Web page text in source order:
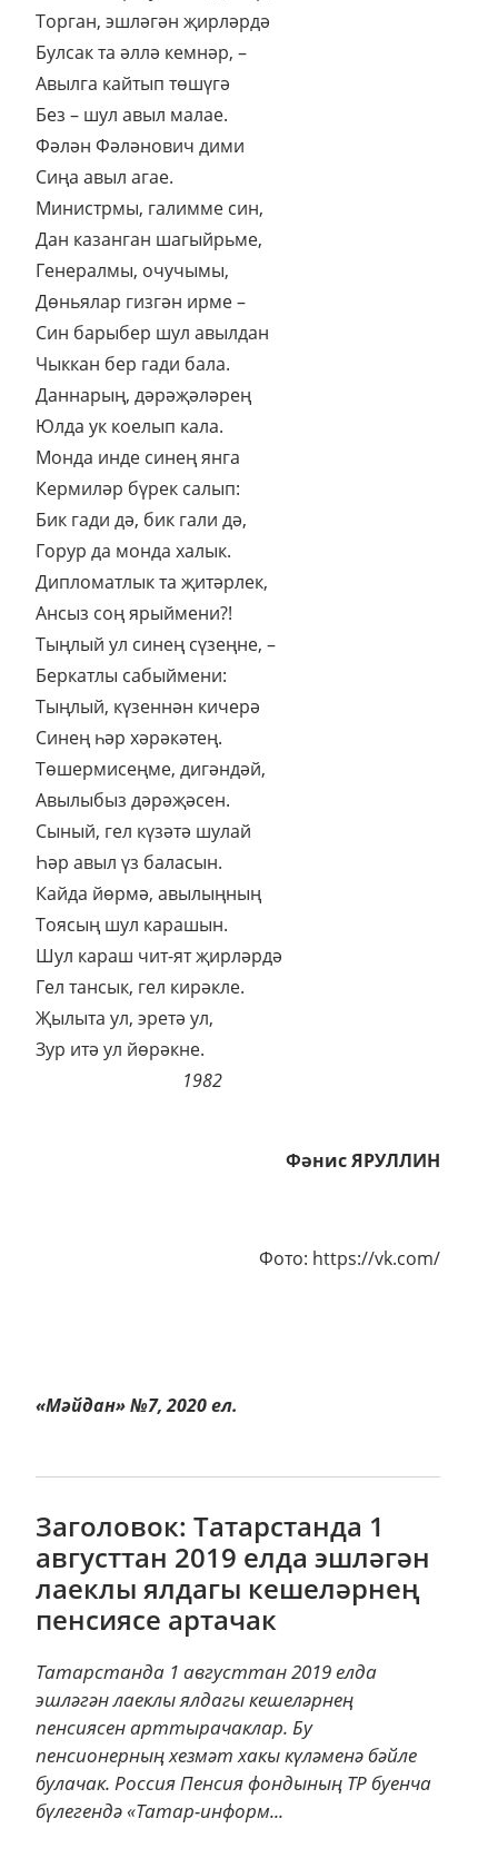
Торган, эшләгән җирләрдә
Булсак та әллә кемнәр, –
Авылга кайтып төшүгә
Без – шул авыл малае.
Фәлән Фәләнович дими
Сиңа авыл агае.
Министрмы, галимме син,
Дан казанган шагыйрьме,
Генералмы, очучымы,
Дөньялар гизгән ирме –
Син барыбер шул авылдан
Чыккан бер гади бала.
Даннарың, дәрәҗәләрең
Юлда ук коелып кала.
Монда инде синең янга
Кермиләр бүрек салып:
Бик гади дә, бик гали дә,
Горур да монда халык.
Дипломатлык та җитәрлек,
Ансыз соң ярыймени?!
Тыңлый ул синең сүзеңне, –
Беркатлы сабыймени:
Тыңлый, күзеннән кичерә
Синең һәр хәрәкәтең.
Төшермисеңме, дигәндәй,
Авылыбыз дәрәҗәсен.
Сыный, гел күзәтә шулай
Һәр авыл үз баласын.
Кайда йөрмә, авылыңның
Тоясың шул карашын.
Шул караш чит-ят җирләрдә
Гел тансык, гел кирәкле.
Җылыта ул, эретә ул,
Зур итә ул йөрәкне.
1982
Фәнис ЯРУЛЛИН
Фото: https://vk.com/
«Мәйдан» №7, 2020 ел.
Заголовок: Татарстанда 1
августтан 2019 елда эшләгән
лаеклы ялдагы кешеләрнең
пенсиясе артачак
Татарстанда 1 августтан 2019 елда
эшләгән лаеклы ялдагы кешеләрнең
пенсиясен арттырачаклар. Бу
пенсионерның хезмәт хакы күләменә бәйле
булачак. Россия Пенсия фондының ТР буенча
бүлегендә «Татар-информ...